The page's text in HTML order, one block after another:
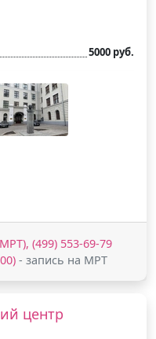
5000 руб.
(499) 553-69-79
- запись на МРТ
центр